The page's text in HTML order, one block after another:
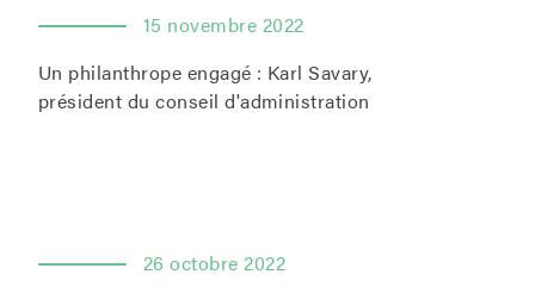
15 novembre 2022
Un philanthrope engagé : Karl Savary,
président du conseil d'administration
26 octobre 2022